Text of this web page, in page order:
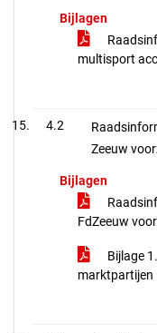
Bijlagen
multisport
4.2
Zeeuw
Bijlagen
FdZeeuw
Bijlage
marktpartijen